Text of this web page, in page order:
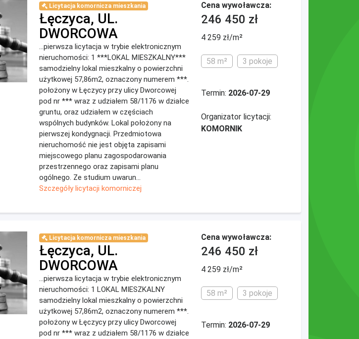
Licytacja komornicza mieszkania
Łęczyca, UL.
DWORCOWA
...pierwsza licytacja w trybie elektronicznym
nieruchomości: 1 ***LOKAL MIESZKALNY***
samodzielny lokal mieszkalny o powierzchni
użytkowej 57,86m2, oznaczony numerem ***.
położony w Łęczycy przy ulicy Dworcowej
pod nr *** wraz z udziałem 58/1176 w działce
gruntu, oraz udziałem w częściach
wspólnych budynków. Lokal położony na
pierwszej kondygnacji. Przedmiotowa
nieruchomość nie jest objęta zapisami
miejscowego planu zagospodarowania
przestrzennego oraz zapisami planu
ogólnego. Ze studium uwarun...
Szczegóły licytacji komorniczej
Cena wywoławcza:
246 450 zł
4 259 zł/m²
58 m² 3 pokoje
Termin: 2026-07-29
Organizator licytacji:
KOMORNIK
Licytacja komornicza mieszkania
Łęczyca, UL.
DWORCOWA
...pierwsza licytacja w trybie elektronicznym
nieruchomości: 1 LOKAL MIESZKALNY
samodzielny lokal mieszkalny o powierzchni
użytkowej 57,86m2, oznaczony numerem ***.
położony w Łęczycy przy ulicy Dworcowej
pod nr *** wraz z udziałem 58/1176 w działce
Cena wywoławcza:
246 450 zł
4 259 zł/m²
58 m² 3 pokoje
Termin: 2026-07-29